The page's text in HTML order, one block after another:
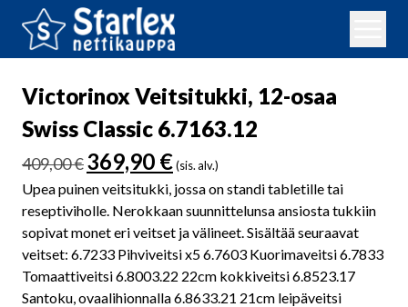
Victorinox Veitsitukki, 12-osaa
Swiss Classic 6.7163.12
409,00€ Alkuperäinen
hinta
oli:
409,00 €.
369,90 €Nykyinen
hinta
on:
369,90 €.
(sis. alv.)
Upea puinen veitsitukki, jossa on standi tabletille tai
reseptiviholle. Nerokkaan suunnittelunsa ansiosta tukkiin
sopivat monet eri veitset ja välineet. Sisältää seuraavat
veitset: 6.7233 Pihviveitsi x5 6.7603 Kuorimaveitsi 6.7833
Tomaattiveitsi 6.8003.22 22cm kokkiveitsi 6.8523.17
Santoku, ovaalihionnalla 6.8633.21 21cm leipäveitsi